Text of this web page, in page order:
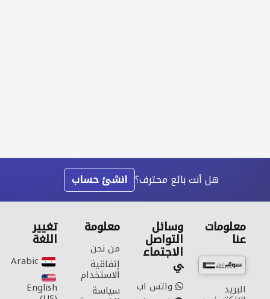
هل أنت بائع محترف؟ انشئ حساب
معلومات
عنا
البريد
وسائل
التواصل
الاجتماع
ي
واتس اب
معلومة
من نحن
إتفاقية
الاستخدام
سياسة
تغيير
اللغة
Arabic‎
English